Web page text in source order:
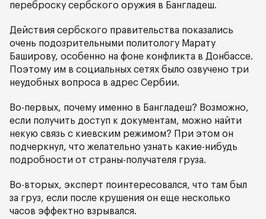
переброску сербского оружия в Бангладеш.
Действия сербского правительства показались
очень подозрительными политологу Марату
Баширову, особенно на фоне конфликта в Донбассе.
Поэтому им в социальных сетях было озвучено три
неудобных вопроса в адрес Сербии.
Во-первых, почему именно в Бангладеш? Возможно,
если получить доступ к документам, можно найти
некую связь с киевским режимом? При этом он
подчеркнул, что желательно узнать какие-нибудь
подробности от страны-получателя груза.
Во-вторых, эксперт поинтересовался, что там был
за груз, если после крушения он еще несколько
часов эффектно взрывался.